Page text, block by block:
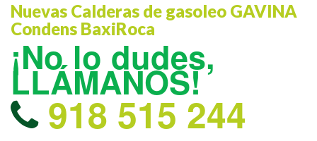
Nuevas Calderas de gasoleo GAVINA
Condens BaxiRoca
¡No lo dudes,
LLÁMANOS!
918 515 244